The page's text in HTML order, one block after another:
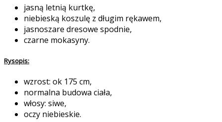
jasną letnią kurtkę,
niebieską koszulę z długim rękawem,
jasnoszare dresowe spodnie,
czarne mokasyny.
Rysopis:
wzrost: ok 175 cm,
normalna budowa ciała,
włosy: siwe,
oczy niebieskie.